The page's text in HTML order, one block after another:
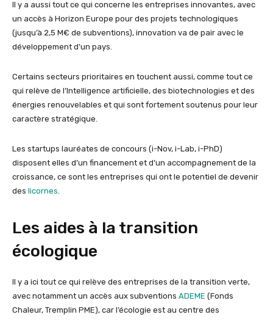
Il y a aussi tout ce qui concerne les entreprises innovantes, avec
un accès à Horizon Europe pour des projets technologiques
(jusqu’à 2,5 M€ de subventions), innovation va de pair avec le
développement d’un pays.
Certains secteurs prioritaires en touchent aussi, comme tout ce
qui relève de l’Intelligence artificielle, des biotechnologies et des
énergies renouvelables et qui sont fortement soutenus pour leur
caractère stratégique.
Les startups lauréates de concours (i-Nov, i-Lab, i-PhD)
disposent elles d’un financement et d’un accompagnement de la
croissance, ce sont les entreprises qui ont le potentiel de devenir
des licornes
Les aides à la transition
écologique
Il y a ici tout ce qui relève des entreprises de la transition verte,
avec notamment un accès aux subventions ADEME (Fonds
Chaleur, Tremplin PME), car l’écologie est au centre des